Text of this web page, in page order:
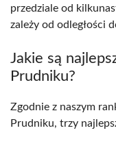
przedziale od
zależy od odległości
Jakie są
Prudniku?
Zgodnie z naszym
Prudniku, trzy